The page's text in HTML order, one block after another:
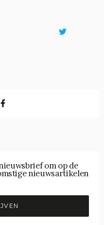
om op de
nieuwsartikelen